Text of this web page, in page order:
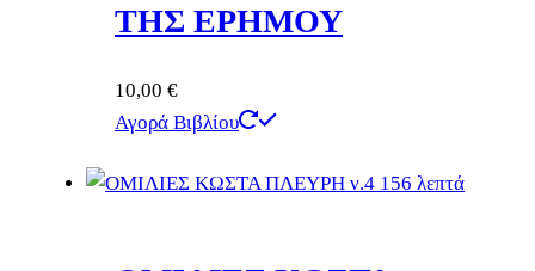
ΤΗΣ ΕΡΗΜΟΥ
10,00 €
Αγορά Βιβλίου